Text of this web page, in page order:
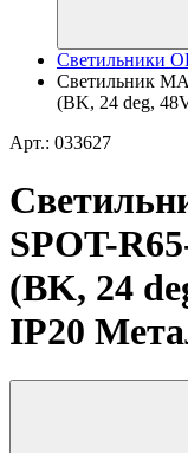
Светильники
Светильник
(BK, 24 deg,
Арт.: 033627
SPOT-
(BK, 24
IP20